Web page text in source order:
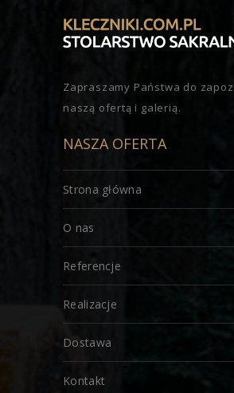
Zapraszamy Państwa do
naszą ofertą i galerią.
NASZA OFERTA
Strona główna
O nas
Referencje
Realizacje
Dostawa
Kontakt